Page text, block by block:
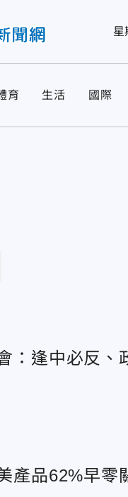
星
育 生活 國際
：逢中必反、
產品62%早零